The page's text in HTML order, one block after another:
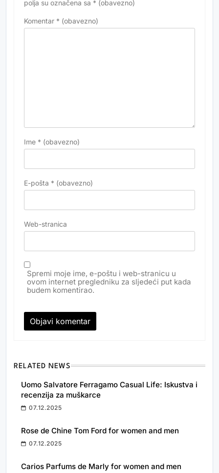
polja su označena sa * (obavezno)
Komentar * (obavezno)
Ime * (obavezno)
E-pošta * (obavezno)
Web-stranica
Spremi moje ime, e-poštu i web-stranicu u
ovom internet pregledniku za sljedeći put kada
budem komentirao.
RELATED NEWS
Uomo Salvatore Ferragamo Casual Life: Iskustva i
recenzija za muškarce
07.12.2025
Rose de Chine Tom Ford for women and men
07.12.2025
Carios Parfums de Marly for women and men